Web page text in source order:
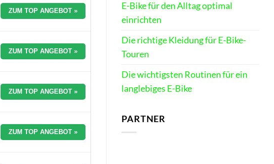
ZUM TOP ANGEBOT »
ZUM TOP ANGEBOT »
ZUM TOP ANGEBOT »
ZUM TOP ANGEBOT »
E-Bike für den Alltag optimal
einrichten
Die richtige Kleidung für E-Bike-
Touren
Die wichtigsten Routinen für ein
langlebiges E-Bike
PARTNER